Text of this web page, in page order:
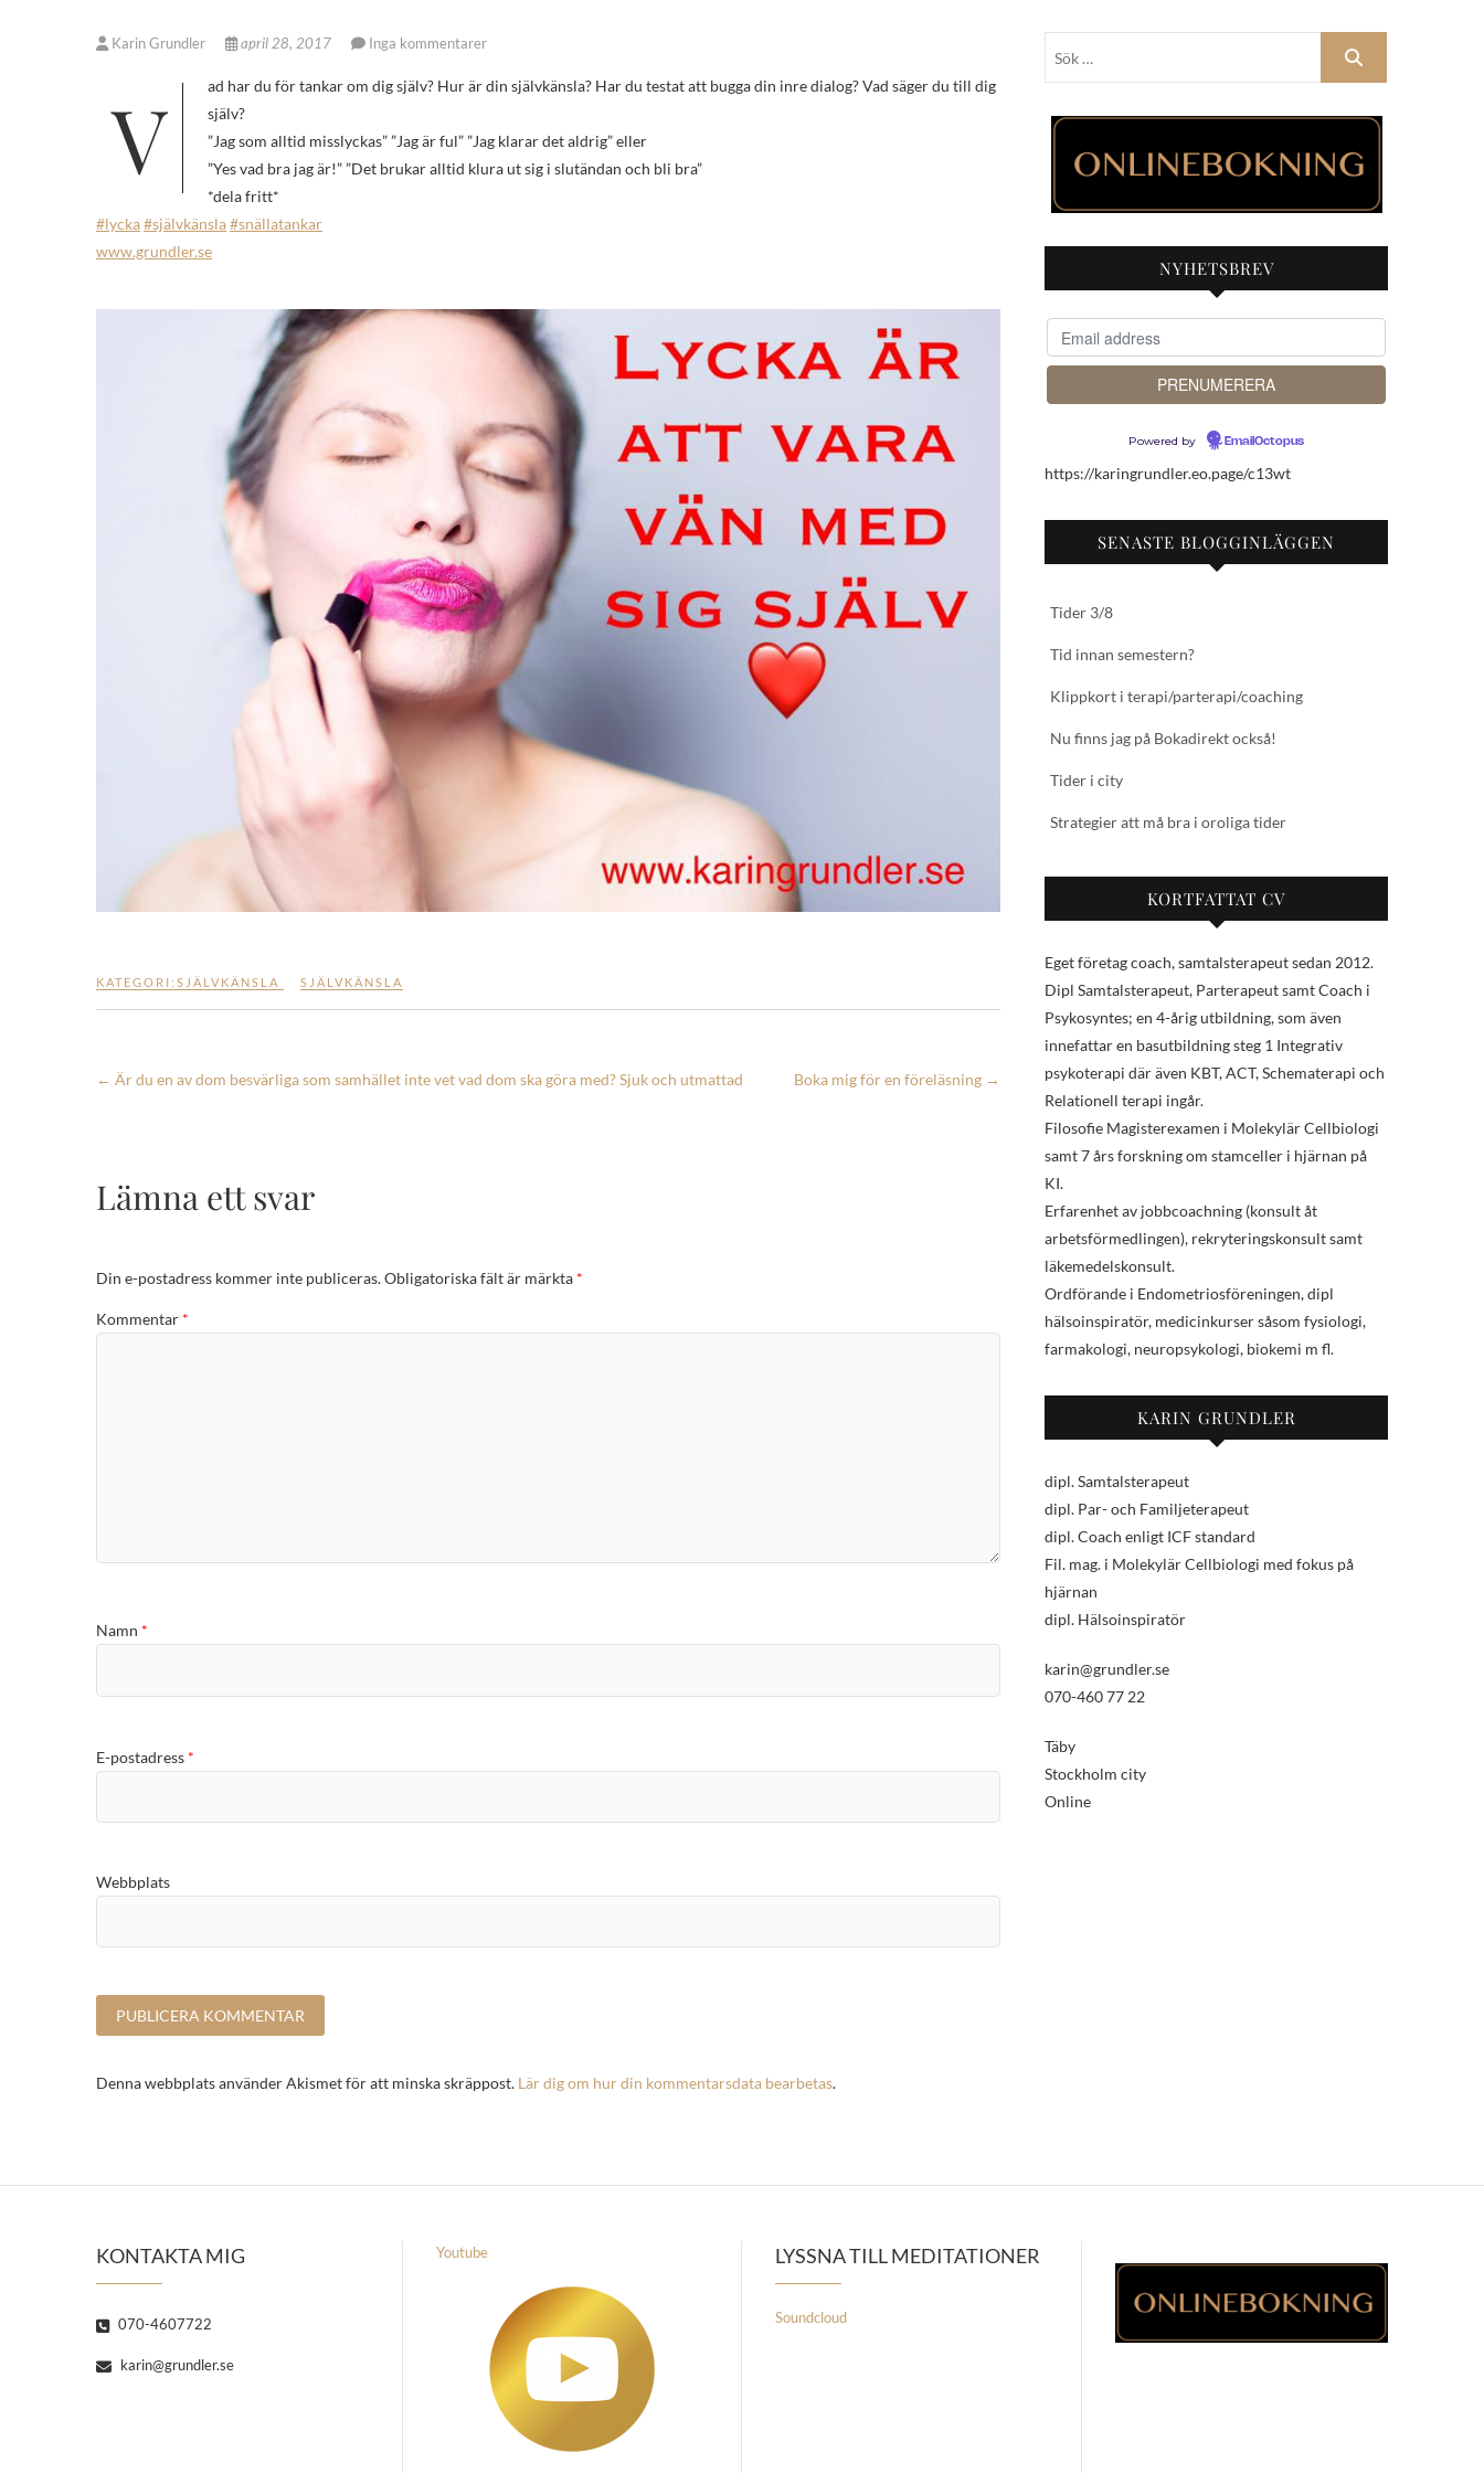
Karin Grundler april 28, 2017 Inga kommentarer
Vad har du för tankar om dig själv? Hur är din självkänsla? Har du testat att bugga din inre dialog? Vad säger du till dig
själv?
”Jag som alltid misslyckas” ”Jag är ful” ”Jag klarar det aldrig” eller
”Yes vad bra jag är!” ”Det brukar alltid klura ut sig i slutändan och bli bra”
*dela fritt*
#lycka#självkänsla#snällatankar
www.grundler.se
KATEGORI: SJÄLVKÄNSLA SJÄLVKÄNSLA
← Är du en av dom besvärliga som samhället inte vet vad dom ska göra med? Sjuk och utmattad Boka mig för en föreläsning →
Lämna ett svar
Din e-postadress kommer inte publiceras.Obligatoriska fält är märkta *
Kommentar *
Namn *
E-postadress *
Webbplats
Denna webbplats använder Akismet för att minska skräppost. Lär dig om hur din kommentarsdata bearbetas.
NYHETSBREV
Powered by EmailOctopus
https://karingrundler.eo.page/c13wt
SENASTE BLOGGINLÄGGEN
Tider 3/8
Tid innan semestern?
Klippkort i terapi/parterapi/coaching
Nu finns jag på Bokadirekt också!
Tider i city
Strategier att må bra i oroliga tider
KORTFATTAT CV
Eget företag coach, samtalsterapeut sedan 2012.
Dipl Samtalsterapeut, Parterapeut samt Coach i
Psykosyntes; en 4-årig utbildning, som även
innefattar en basutbildning steg 1 Integrativ
psykoterapi där även KBT, ACT, Schematerapi och
Relationell terapi ingår.
Filosofie Magisterexamen i Molekylär Cellbiologi
samt 7 års forskning om stamceller i hjärnan på
KI.
Erfarenhet av jobbcoachning (konsult åt
arbetsförmedlingen), rekryteringskonsult samt
läkemedelskonsult.
Ordförande i Endometriosföreningen, dipl
hälsoinspiratör, medicinkurser såsom fysiologi,
farmakologi, neuropsykologi, biokemi m fl.
KARIN GRUNDLER
dipl. Samtalsterapeut
dipl. Par- och Familjeterapeut
dipl. Coach enligt ICF standard
Fil. mag. i Molekylär Cellbiologi med fokus på
hjärnan
dipl. Hälsoinspiratör
karin@grundler.se
070-460 77 22
Täby
Stockholm city
Online
KONTAKTA MIG
070-4607722
karin@grundler.se
Youtube LYSSNA TILL MEDITATIONER
Soundcloud